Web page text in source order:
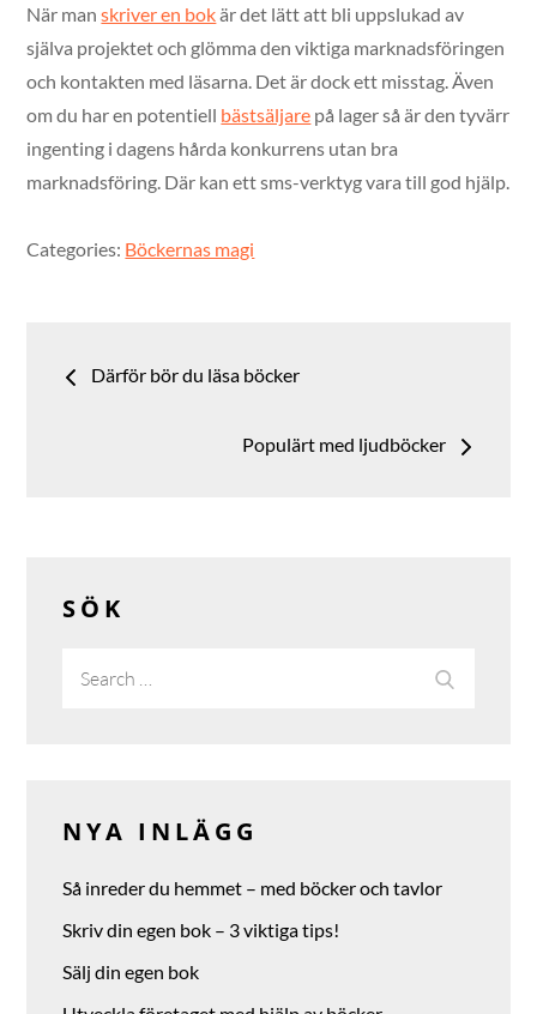
När manskriver en bokär det lätt att bli uppslukad av
själva projektet och glömma den viktiga marknadsföringen
och kontakten med läsarna. Det är dock ett misstag. Även
om du har en potentiell bästsäljare på lager så är den tyvärr
ingenting i dagens hårda konkurrens utan bra
marknadsföring. Där kan ett sms-verktyg vara till god hjälp.
Categories: Böckernas magi
Inläggsnavigering
Därför bör du läsa böcker
Populärt med ljudböcker
SÖK
NYA INLÄGG
Så inreder du hemmet – med böcker och tavlor
Skriv din egen bok – 3 viktiga tips!
Sälj din egen bok